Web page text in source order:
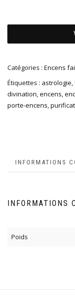
Catégories : Encens
Étiquettes : astrologie,
divination,encens,
porte-encens,
INFORMATIONS
INFORMATIONS
Poids